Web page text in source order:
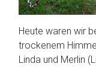
Heute waren wir
trockenem
Linda und Merlin